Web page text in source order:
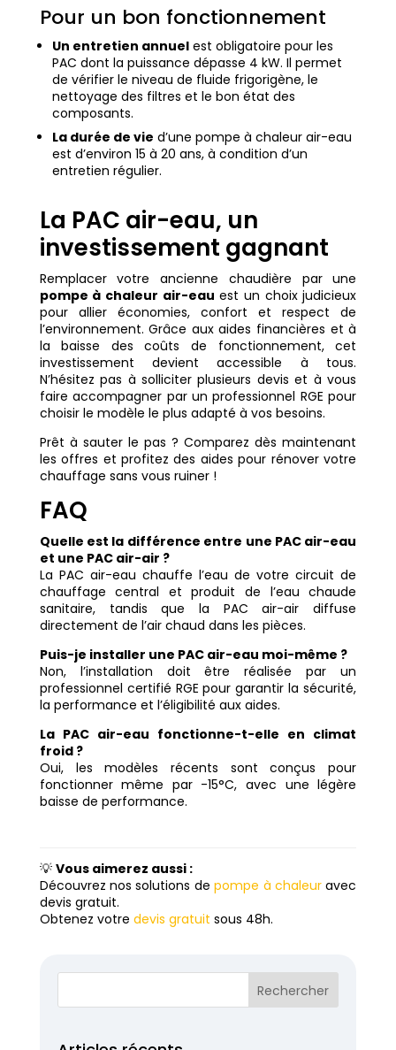
Pour un bon fonctionnement
Un entretien annuelest obligatoire pour les
PAC dont la puissance dépasse 4 kW. Il permet
de vérifier le niveau de fluide frigorigène, le
nettoyage des filtres et le bon état des
composants.
La durée de vie d’une pompe à chaleur air-eau
est d’environ 15 à 20 ans, à condition d’un
entretien régulier.
La PAC air-eau, un
investissement gagnant
Remplacer votre ancienne chaudière par une
pompe à chaleur air-eau est un choix judicieux
pour allier économies, confort et respect de
l’environnement. Grâce aux aides financières et à
la baisse des coûts de fonctionnement, cet
investissement devient accessible à tous.
N’hésitez pas à solliciter plusieurs devis et à vous
faire accompagner par un professionnel RGE pour
choisir le modèle le plus adapté à vos besoins.
Prêt à sauter le pas ? Comparez dès maintenant
les offres et profitez des aides pour rénover votre
chauffage sans vous ruiner !
FAQ
Quelle est la différence entre une PAC air-eau
et une PAC air-air ?
La PAC air-eau chauffe l’eau de votre circuit de
chauffage central et produit de l’eau chaude
sanitaire, tandis que la PAC air-air diffuse
directement de l’air chaud dans les pièces.
Puis-je installer une PAC air-eau moi-même ?
Non, l’installation doit être réalisée par un
professionnel certifié RGE pour garantir la sécurité,
la performance et l’éligibilité aux aides.
La PAC air-eau fonctionne-t-elle en climat
froid ?
Oui, les modèles récents sont conçus pour
fonctionner même par -15°C, avec une légère
baisse de performance.
💡 Vous aimerez aussi :
Découvrez nos solutions depompe à chaleuravec
devis gratuit.
Obtenez votre devis gratuit sous 48h.